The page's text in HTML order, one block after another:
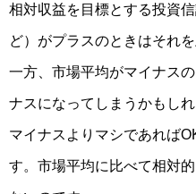
相対収益を目標とする投資
ど）がプラスのときはそれ
一方、市場平均がマイナス
ナスになってしまうかもし
マイナスよりマシであれば
す。 市場平均に比べて相対